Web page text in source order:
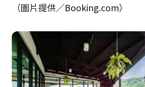
（圖片提供／Booking.com）